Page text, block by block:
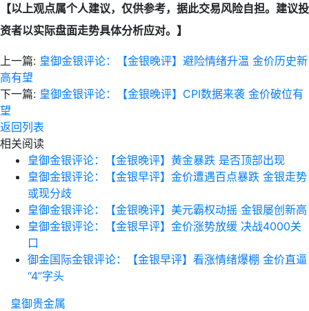
【以上观点属个人建议，仅供参考，据此交易风险自担。建议投
资者以实际盘面走势具体分析应对。】
上一篇: 皇御金银评论：【金银晚评】避险情绪升温 金价历史新
高有望
下一篇: 皇御金银评论：【金银晚评】CPI数据来袭 金价破位有
望
返回列表
相关阅读
皇御金银评论：【金银晚评】黄金暴跌 是否顶部出现
皇御金银评论：【金银早评】金价遭遇百点暴跌 金银走势
或现分歧
皇御金银评论：【金银晚评】美元霸权动摇 金银屡创新高
皇御金银评论：【金银早评】金价涨势放缓 决战4000关
口
御金国际金银评论：【金银早评】看涨情绪爆棚 金价直逼
“4”字头
皇御贵金属